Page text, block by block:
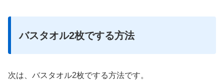
バスタオル2枚でする方法
次は、バスタオル2枚でする方法です。